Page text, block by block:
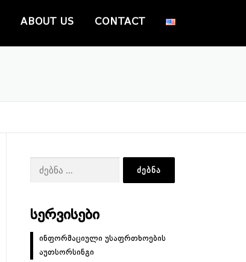
ABOUT US CONTACT
ძებნა:
ᲡᲔᲠᲕᲘᲡᲔᲑᲘ
ინფორმაციული უსაფრთხოების
აუთსორსინგი